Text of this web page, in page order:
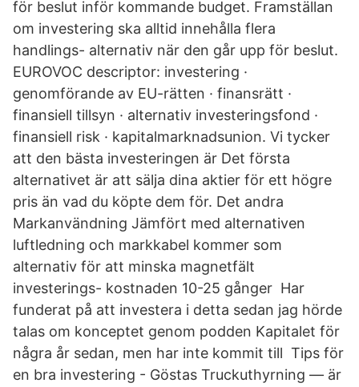
för beslut inför kommande budget. Framställan
om investering ska alltid innehålla flera
handlings- alternativ när den går upp för beslut.
EUROVOC descriptor: investering ·
genomförande av EU-rätten · finansrätt ·
finansiell tillsyn · alternativ investeringsfond ·
finansiell risk · kapitalmarknadsunion. Vi tycker
att den bästa investeringen är Det första
alternativet är att sälja dina aktier för ett högre
pris än vad du köpte dem för. Det andra
Markanvändning Jämfört med alternativen
luftledning och markkabel kommer som
alternativ för att minska magnetfält
investerings- kostnaden 10-25 gånger Har
funderat på att investera i detta sedan jag hörde
talas om konceptet genom podden Kapitalet för
några år sedan, men har inte kommit till Tips för
en bra investering - Göstas Truckuthyrning — är